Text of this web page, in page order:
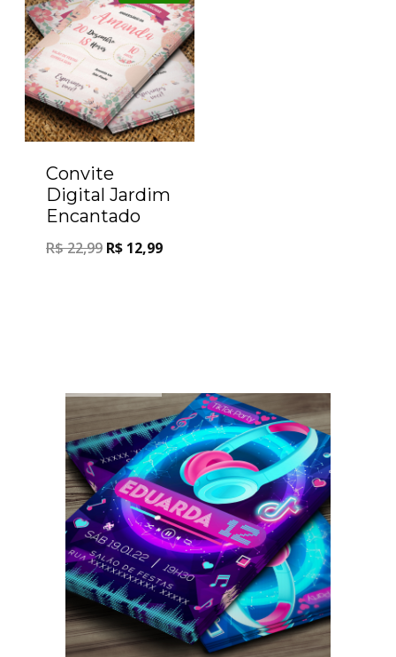
Convite
Digital Jardim
Encantado
R$22,99 R$ 12,99